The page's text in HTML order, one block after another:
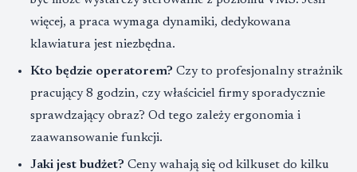
więcej, a praca wymaga dynamiki, dedykowana
klawiatura jest niezbędna.
Kto będzie operatorem? Czy to profesjonalny strażnik
pracujący 8 godzin, czy właściciel firmy sporadycznie
sprawdzający obraz? Od tego zależy ergonomia i
zaawansowanie funkcji.
Jaki jest budżet? Ceny wahają się od kilkuset do kilku